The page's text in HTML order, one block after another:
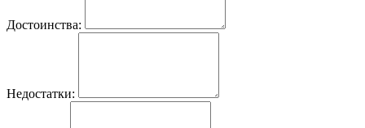
Достоинства:
Недостатки: